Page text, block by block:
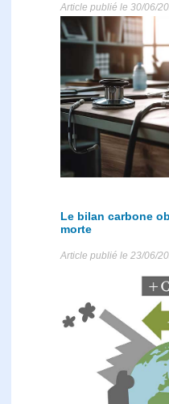
Article publié le 30/06/
Le bilan carbone
morte
Article publié le 23/06/